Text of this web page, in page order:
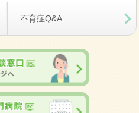
不育症Q&A